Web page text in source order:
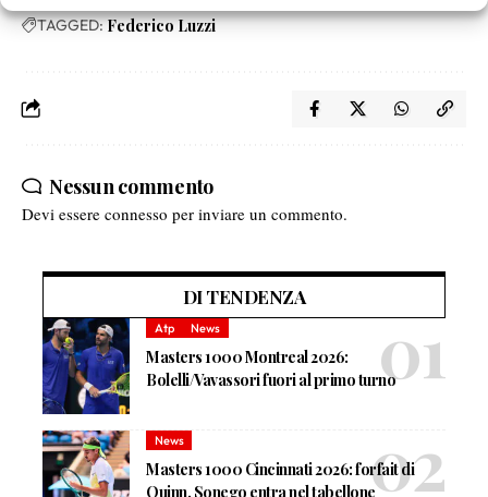
TAGGED:Federico Luzzi
Nessun commento
Devi essere connesso per inviare un commento.
DI TENDENZA
Atp News
Masters 1000 Montreal 2026:
Bolelli/Vavassori fuori al primo turno
News
Masters 1000 Cincinnati 2026: forfait di
Quinn, Sonego entra nel tabellone